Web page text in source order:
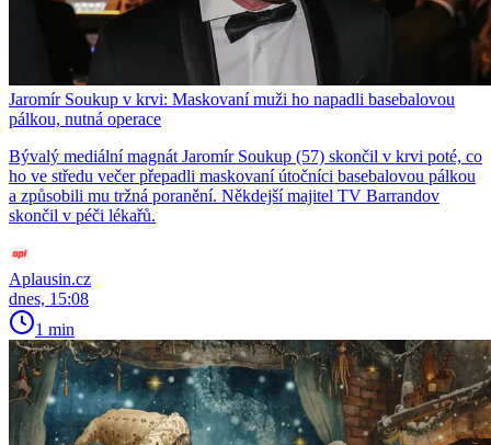
Jaromír Soukup v krvi: Maskovaní muži ho napadli basebalovou
pálkou, nutná operace
Bývalý mediální magnát Jaromír Soukup (57) skončil v krvi poté, co
ho ve středu večer přepadli maskovaní útočníci basebalovou pálkou
a způsobili mu tržná poranění. Někdejší majitel TV Barrandov
skončil v péči lékařů.
Aplausin.cz
dnes, 15:08
1 min